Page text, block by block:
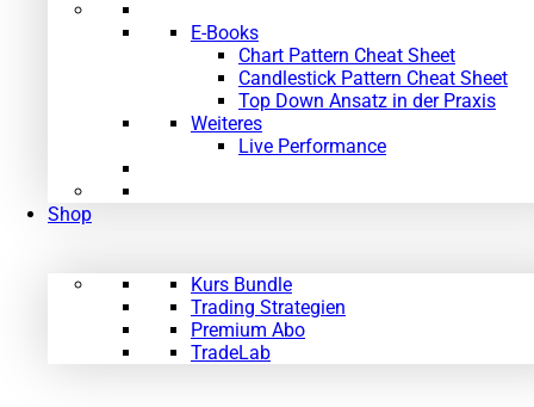
E-Books
Chart Pattern Cheat Sheet
Candlestick Pattern Cheat Sheet
Top Down Ansatz in der Praxis
Weiteres
Live Performance
Shop
Kurs Bundle
Trading Strategien
Premium Abo
TradeLab